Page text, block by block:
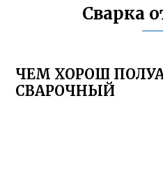
Сварка
ЧЕМ ХОРОШ
СВАРОЧНЫЙ